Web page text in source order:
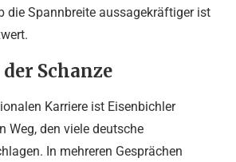
die Spannbreite aussagekräftiger ist
Schanze
Karriere ist Eisenbichler
Weg, den viele deutsche
In mehreren Gesprächen